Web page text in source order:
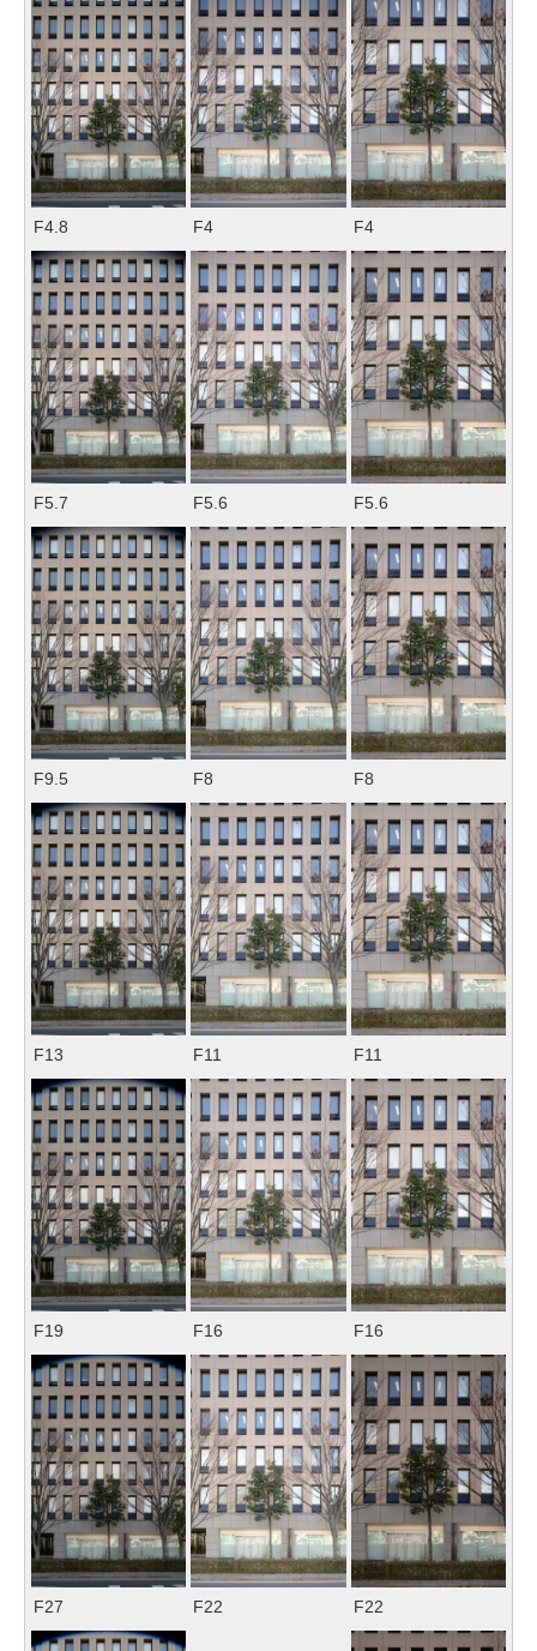
F4.8 F4 F4
F5.7 F5.6 F5.6
F9.5 F8 F8
F13 F11 F11
F19 F16 F16
F27 F22 F22